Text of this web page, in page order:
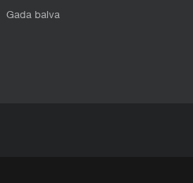
Gada balva